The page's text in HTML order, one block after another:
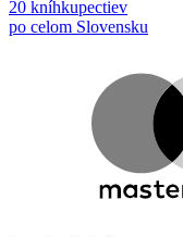
20 kníhkupectiev
po celom Slovensku